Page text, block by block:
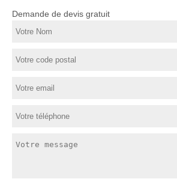
Demande de devis gratuit